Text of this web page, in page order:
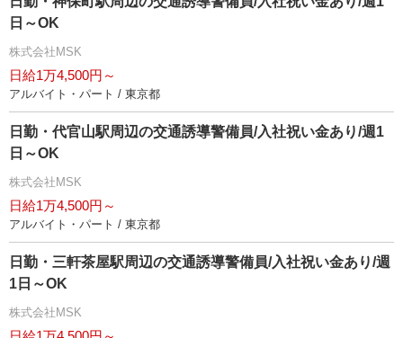
日～OK
株式会社MSK
日給1万4,500円～
アルバイト・パート / 東京都
日勤・代官山駅周辺の交通誘導警備員/入社祝い金あり/週1
日～OK
株式会社MSK
日給1万4,500円～
アルバイト・パート / 東京都
日勤・三軒茶屋駅周辺の交通誘導警備員/入社祝い金あり/週
1日～OK
株式会社MSK